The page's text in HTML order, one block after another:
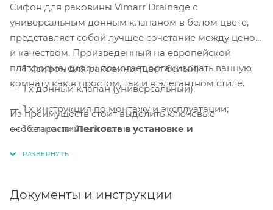
Сифон для раковины Vimarr Drainage с
универсальным донным клапаном в белом цвете,
представляет собой лучшее сочетание между ценой
и качеством. Произведенный на европейской
платформе, сифон помогает организовать ванную
комнату как в простом, так и в элегантном стиле.
Из преимуществ стоит выделить ключевые
особенности:Легкость в установке и
материалы.
Легкая сборка и монтаж. Сборка и монтаж
выполняется за несколько минут.
1 x сифон для раковины (цвет белый);
1 x донный клапан (универсальный);
1 x инструкция по монтажу и эксплуатации;
1 x гарантийный талон.
Документы и инструкции